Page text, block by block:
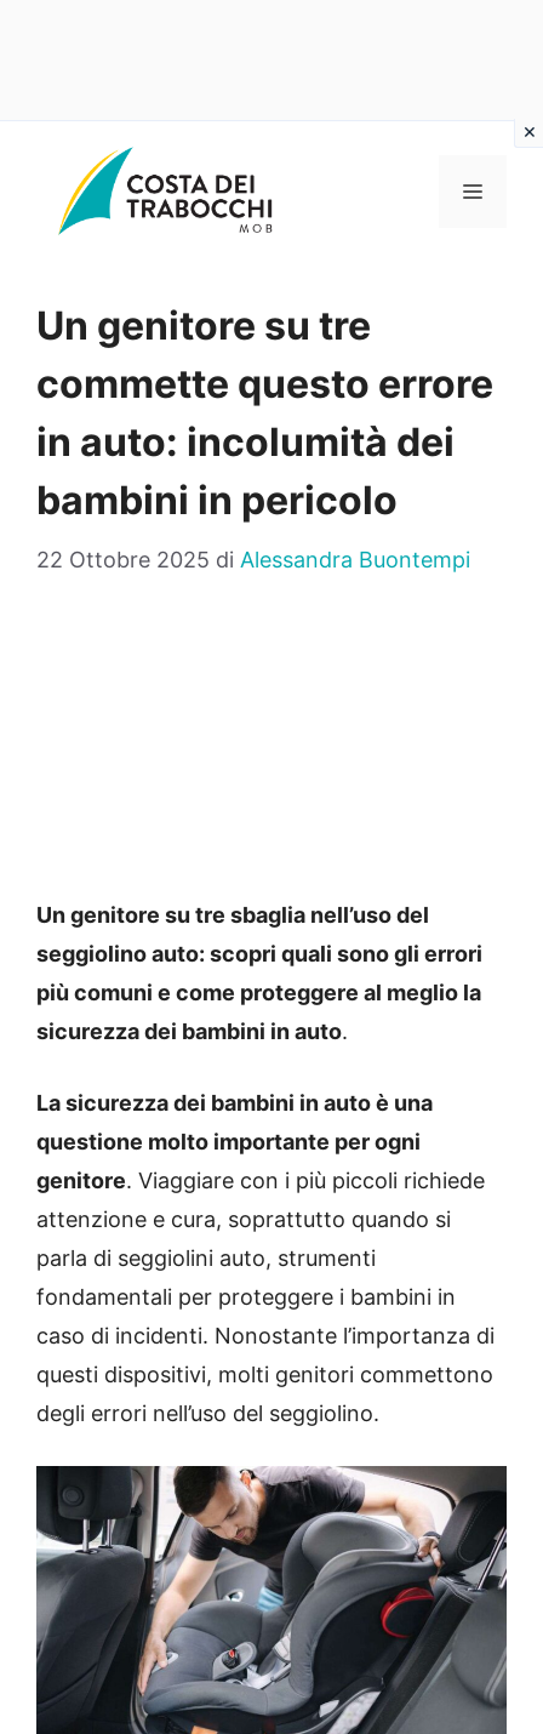
contenuto
MENU
Un genitore su tre
commette questo errore
in auto: incolumità dei
bambini in pericolo
22 Ottobre 2025 di Alessandra Buontempi
Un genitore su tre sbaglia nell’uso del
seggiolino auto: scopri quali sono gli errori
più comuni e come proteggere al meglio la
sicurezza dei bambini in auto.
La sicurezza dei bambini in auto è una
questione molto importante per ogni
genitore. Viaggiare con i più piccoli richiede
attenzione e cura, soprattutto quando si
parla di seggiolini auto, strumenti
fondamentali per proteggere i bambini in
caso di incidenti. Nonostante l’importanza di
questi dispositivi, molti genitori commettono
degli errori nell’uso del seggiolino.